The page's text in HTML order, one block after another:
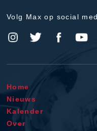
Volg Max op social
Home
Nieuws
Kalender
Over